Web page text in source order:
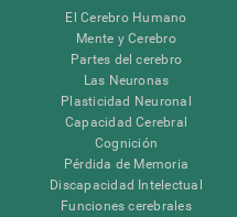
El Cerebro Humano
Mente y Cerebro
Partes del cerebro
Las Neuronas
Plasticidad Neuronal
Capacidad Cerebral
Cognición
Pérdida de Memoria
Discapacidad Intelectual
Funciones cerebrales